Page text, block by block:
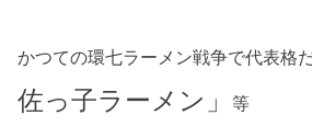
かつての環七ラーメン戦争で代表格
佐っ子ラーメン」等